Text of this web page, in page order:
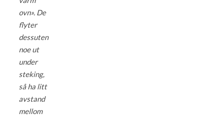
ovn». De
flyter
dessuten
noe ut
under
steking,
så ha litt
avstand
mellom